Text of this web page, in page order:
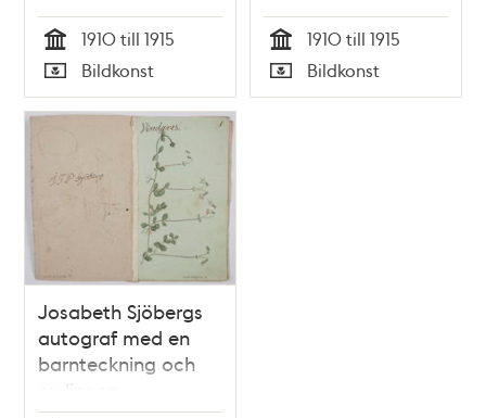
Tid
1910 till 1915
Typ
Bildkonst Tid
1910 till 1915
Typ
Bildkonst
Josabeth Sjöbergs
autograf med en
barnteckning och
en linnea